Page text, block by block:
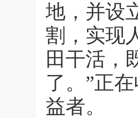
地，并设
割，实现
田干活，
了。”正
益者。